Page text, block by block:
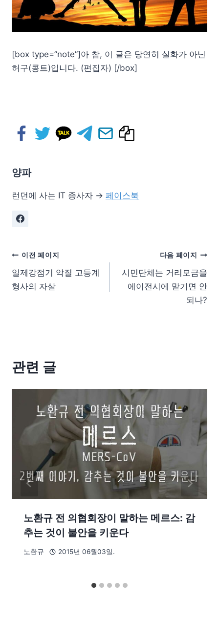
[box type=”note”]아 참, 이 글은 당연히 실화가 아닌
허구(콩트)입니다. (편집자) [/box]
양파
런던에 사는 IT 종사자 → 페이스북
이전 페이지
일제강점기 악질 고등계
형사의 자살
다음 페이지
시민단체는 거리모금을
에이전시에 맡기면 안
되나?
관련 글
노환규 전 의협회장이 말하는 메르스: 감
추는 것이 불안을 키운다
노환규 2015년 06월03일.